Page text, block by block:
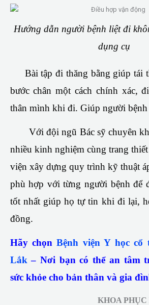
Hướng dẫn người bệnh liệt đi
dụng cụ
Bài tập đi thăng bằng giúp tái
bước chân một cách chính xác,
thân mình khi đi. Giúp người
Với đội ngũ Bác sỹ chuyên
nhiều kinh nghiệm cùng trang
viện xây dựng quy trình kỹ thuật
phù hợp với từng người bệnh để
tốt nhất giúp họ tự tin khi đi lại,
đồng.
Hãy chọnBệnh viện Y học
Lắk – Nơi bạn có thể an tâm
sức khỏe cho bản thân và gia
KHOA